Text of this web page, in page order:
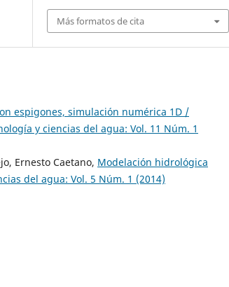
Más formatos de cita
espigones, simulación numérica 1D /
y ciencias del agua: Vol. 11 Núm. 1
Ernesto Caetano, Modelación hidrológica
del agua: Vol. 5 Núm. 1 (2014)